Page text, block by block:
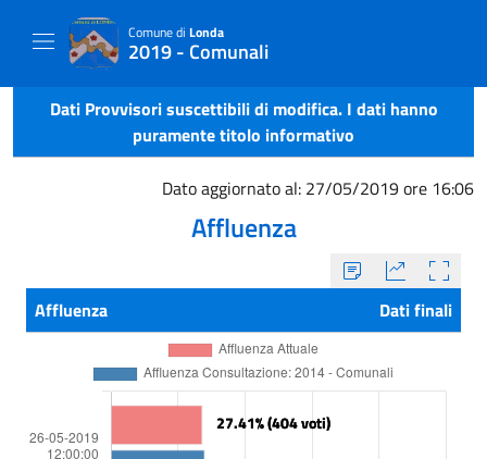
Comune di Londa
2019 - Comunali
Dati Provvisori suscettibili di modifica. I dati hanno
puramente titolo informativo
Dato aggiornato al: 27/05/2019 ore 16:06
Affluenza
Affluenza Dati finali